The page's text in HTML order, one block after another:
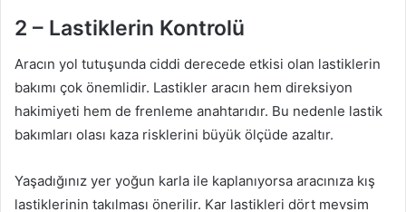
2 – Lastiklerin Kontrolü
Aracın yol tutuşunda ciddi derecede etkisi olan lastiklerin
bakımı çok önemlidir. Lastikler aracın hem direksiyon
hakimiyeti hem de frenleme anahtarıdır. Bu nedenle lastik
bakımları olası kaza risklerini büyük ölçüde azaltır.
Yaşadığınız yer yoğun karla ile kaplanıyorsa aracınıza kış
lastiklerinin takılması önerilir. Kar lastikleri dört mevsim